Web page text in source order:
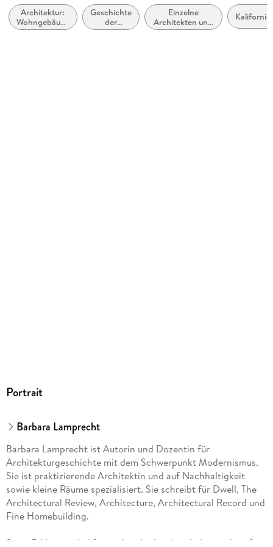
Originalsprache
deutsch
Architektur:
Wohngebäude
und
Geschichte
der
Architektur
Einzelne
Architekten und
Architekturbüros
Portrait
Barbara Lamprecht
Barbara Lamprecht ist Autorin und Dozentin für
Architekturgeschichte mit dem Schwerpunkt Modernismus.
Sie ist praktizierende Architektin und auf Nachhaltigkeit
sowie kleine Räume spezialisiert. Sie schreibt für Dwell, The
Architectural Review, Architecture, Architectural Record und
Fine Homebuilding.
Seine Bilder von kalifornischer Architektur haben sich tief ins